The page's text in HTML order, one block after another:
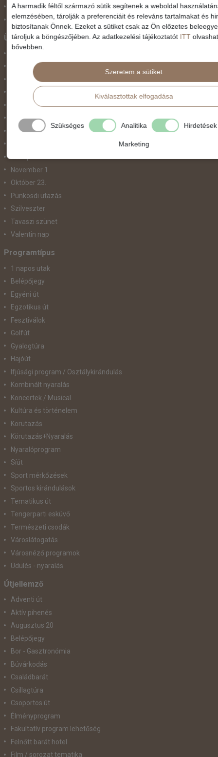
Szolgáltatás
Vonat
Ünnepek
Karácsonyi utazás
Karnevál
Két ünnep között
Május 1.
Március 15.
Nőnap
November 1.
Október 23.
Pünkösdi utazás
Szilveszter
Tavaszi szünet
Valentin nap
Programtípus
1 napos utak
Belépőjegy
Egyéni út
Egzotikus út
Fesztiválok
Golfút
Gyalogtúra
Hajóút
Ifjúsági program / Osztálykirándulás
Kombinált nyaralás
Koncertek / Musical
Kultúra és történelem
Körutazás
Körutazás+Nyaralás
Nyaralóprogram
Síút
Sport mérkőzések
Sportos kirándulások
Tematikus út
Tengerparti esküvő
Természeti csodák
Városlátogatás
Városnéző programok
Üdülés - nyaralás
Útjellemző
Adventi út
Aktív pihenés
Augusztus 20
Belépőjegy
Bor - Gasztronómia
Búvárkodás
Családbarát
Csillagtúra
Csoportos út
Élményprogram
Fakultatív program lehetőség
Felnőtt barát hotel
Film / sorozat tematika
A harmadik féltől származó sütik segítenek a weboldal
elemzésében, tárolják a preferenciáit és releváns tartalmakat és
biztosítanak Önnek. Ezeket a sütiket csak az Ön előzetes
tároljuk a böngészőjében. Az adatkezelési tájékoztatót ITT
bővebben.
Szeretem a sütiket
Kiválasztottak elfogadása
Szükséges Analitika Hirdetések
Marketing